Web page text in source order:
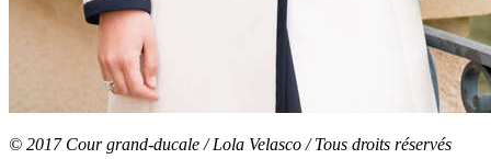
© 2017 Cour grand-ducale / Lola Velasco / Tous droits réservés